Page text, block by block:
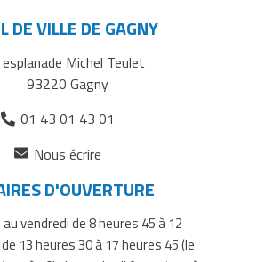
DE VILLE DE GAGNY
Michel Teulet
93220 Gagny
01 43 01 43 01
Nous écrire
un
nouvel
onglet)
D'OUVERTURE
au vendredi de 8 heures 45 à 12
13 heures 30 à 17 heures 45 (le